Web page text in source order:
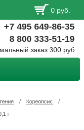
0 руб.
+7 495 649-86-35
8 800 333-51-19
заказ 300 руб
/ Кореопсис /
г